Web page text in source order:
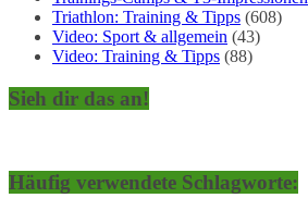
Triathlon: Training & Tipps (608)
Video: Sport & allgemein (43)
Video: Training & Tipps (88)
Sieh dir das an!
Häufig verwendete Schlagworte: